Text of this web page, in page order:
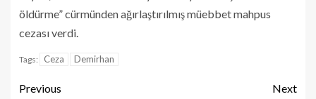
öldürme” cürmünden ağırlaştırılmış müebbet mahpus
cezası verdi.
Tags: Ceza Demirhan
Previous
Next